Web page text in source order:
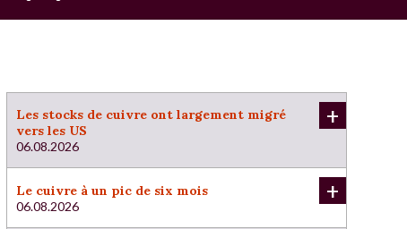
Les stocks de cuivre ont largement migré
vers les US
06.08.2026
+
Le cuivre à un pic de six mois
06.08.2026
+